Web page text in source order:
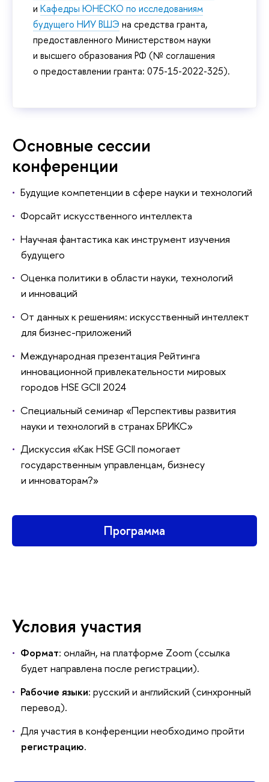
и Кафедры ЮНЕСКО по исследованиям
будущего НИУ ВШЭ на средства гранта,
предоставленного Министерством науки
и высшего образования РФ (№ соглашения
о предоставлении гранта: 075-15-2022-325).
Основные сессии
конференции
Будущие компетенции в сфере науки и технологий
Форсайт искусственного интеллекта
Научная фантастика как инструмент изучения
будущего
Оценка политики в области науки, технологий
и инноваций
От данных к решениям: искусственный интеллект
для бизнес-приложений
Международная презентация Рейтинга
инновационной привлекательности мировых
городов HSE GCII 2024
Специальный семинар «Перспективы развития
науки и технологий в странах БРИКС»
Дискуссия «Как HSE GCII помогает
государственным управленцам, бизнесу
и инноваторам?»
Программа
Условия участия
Формат: онлайн, на платформе Zoom (ссылка
будет направлена после регистрации).
Рабочие языки: русский и английский (синхронный
перевод).
Для участия в конференции необходимо пройти
регистрацию.